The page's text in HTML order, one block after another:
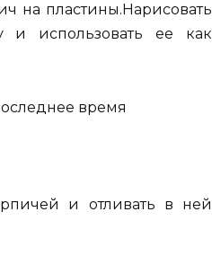
на пластины.Нарисовать
и использовать ее как
время
и отливать в ней